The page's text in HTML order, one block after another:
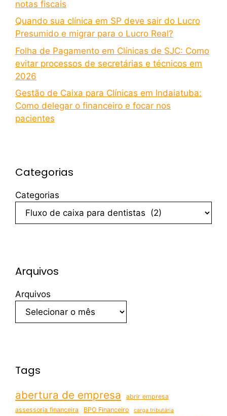
notas fiscais
Quando sua clínica em SP deve sair do Lucro
Presumido e migrar para o Lucro Real?
Folha de Pagamento em Clínicas de SJC: Como
evitar processos de secretárias e técnicos em
2026
Gestão de Caixa para Clínicas em Indaiatuba:
Como delegar o financeiro e focar nos
pacientes
Categorias
Categorias
Arquivos
Arquivos
Tags
abertura de empresa
abrir empresa
assessoria financeira
BPO Financeiro carga tributária